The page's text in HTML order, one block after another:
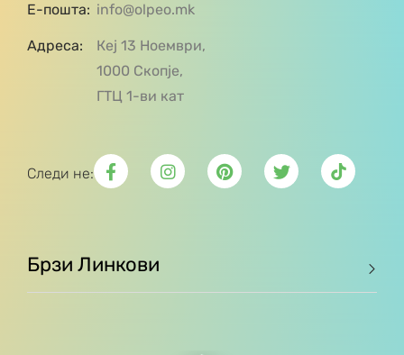
Е-пошта: info@olpeo.mk
Адреса:
Кеј 13 Ноември,
1000 Скопје,
ГТЦ 1-ви кат
Следи не:
Брзи Линкови